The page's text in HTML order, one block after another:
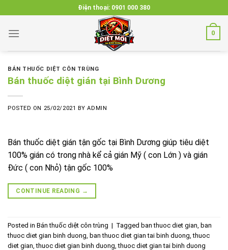
to
content
Điện thoại: 0901 000 380
0
BÁN THUỐC DIỆT CÔN TRÙNG
Bán thuốc diệt gián tại Bình Dương
POSTED ON 25/02/2021 BYADMIN
Bán thuốc diệt gián tận gốc tại Bình Dương giúp tiêu diệt
100% gián có trong nhà kể cả gián Mỹ ( con Lớn ) và gián
Đức ( con Nhỏ) tận gốc 100%
CONTINUE READING →
Posted in Bán thuốc diệt côn trùng | Tagged ban thuoc diet gian ban
thuoc diet gian binh duong ban thuoc diet gian tai binh duong ,thuoc
diet gian ,thuoc diet gian binh duong ,thuoc diet gian tai binh duong